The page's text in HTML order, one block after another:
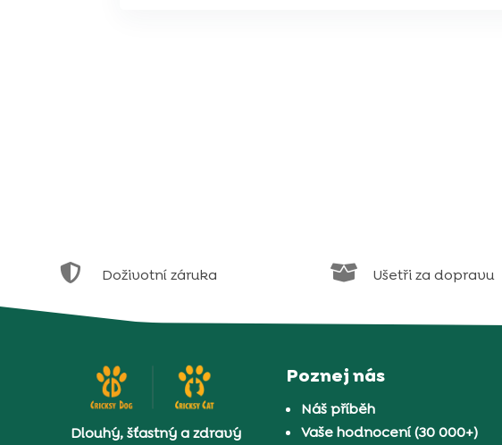
 Doživotní záruka  Ušetři za dopravu
Dlouhý, šťastný a zdravý
Poznej nás
Náš příběh
Vaše hodnocení (30 000+)